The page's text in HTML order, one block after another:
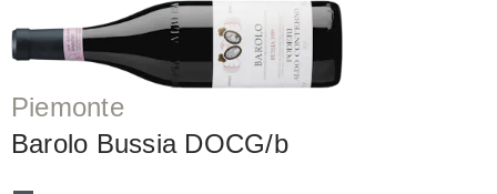
Piemonte
Barolo Bussia DOCG/b